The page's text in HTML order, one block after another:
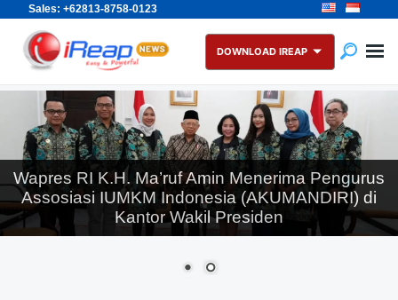
Sales: +62813-8758-0123
Skip
content
Search
for:
DOWNLOAD IREAP
Wapres RI K.H. Ma’ruf Amin Menerima Pengurus
Assosiasi IUMKM Indonesia (AKUMANDIRI) di
Kantor Wakil Presiden